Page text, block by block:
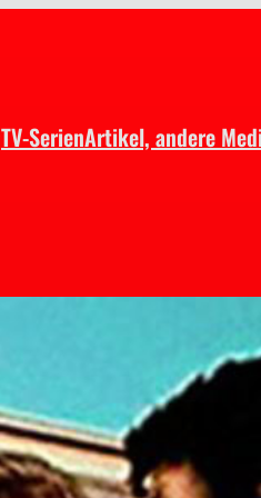
TV-SerienArtikel, andere